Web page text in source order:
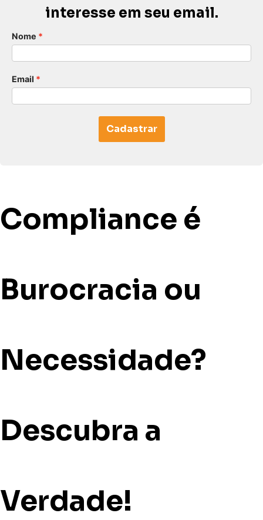
interesse em seu email.
Nome
Email
Cadastrar
Compliance é
Burocracia ou
Necessidade?
Descubra a
Verdade!